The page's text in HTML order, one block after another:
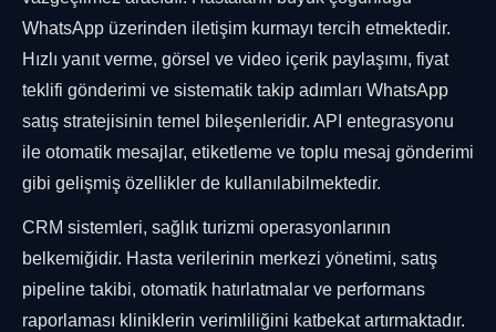
WhatsApp üzerinden iletişim kurmayı tercih etmektedir.
Hızlı yanıt verme, görsel ve video içerik paylaşımı, fiyat
teklifi gönderimi ve sistematik takip adımları WhatsApp
satış stratejisinin temel bileşenleridir. API entegrasyonu
ile otomatik mesajlar, etiketleme ve toplu mesaj gönderimi
gibi gelişmiş özellikler de kullanılabilmektedir.
CRM sistemleri, sağlık turizmi operasyonlarının
belkemiğidir. Hasta verilerinin merkezi yönetimi, satış
pipeline takibi, otomatik hatırlatmalar ve performans
raporlaması kliniklerin verimliliğini katbekat artırmaktadır.